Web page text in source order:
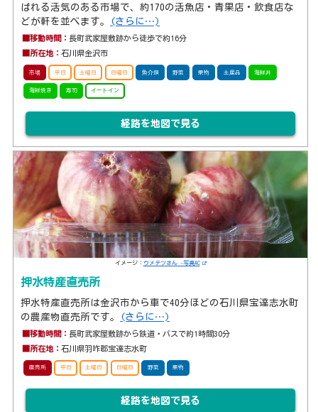
ばれる活気のある市場で、約170の活魚店・青果店・飲食店な
どが軒を並べます。
(さらに…)
■移動時間：長町武家屋敷跡から徒歩で約16分
■所在地：石川県金沢市
市場 平日 土曜日 日曜日 魚介類 野菜 果物 土産品 海鮮丼
海鮮焼き 寿司 イートイン
経路を地図で見る
イメージ： ウメテツさん -写真AC
押水特産直売所
押水特産直売所は金沢市から車で40分ほどの石川県宝達志水町
の農産物直売所です。
(さらに…)
■移動時間：長町武家屋敷跡から鉄道・バスで約1時間30分
■所在地：石川県羽咋郡宝達志水町
直売所 平日 土曜日 日曜日 野菜 果物
経路を地図で見る